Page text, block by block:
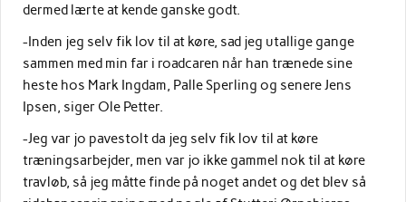
dermed lærte at kende ganske godt.
-Inden jeg selv fik lov til at køre, sad jeg utallige gange
sammen med min far i roadcaren når han trænede sine
heste hos Mark Ingdam, Palle Sperling og senere Jens
Ipsen, siger Ole Petter.
-Jeg var jo pavestolt da jeg selv fik lov til at køre
træningsarbejder, men var jo ikke gammel nok til at køre
travløb, så jeg måtte finde på noget andet og det blev så